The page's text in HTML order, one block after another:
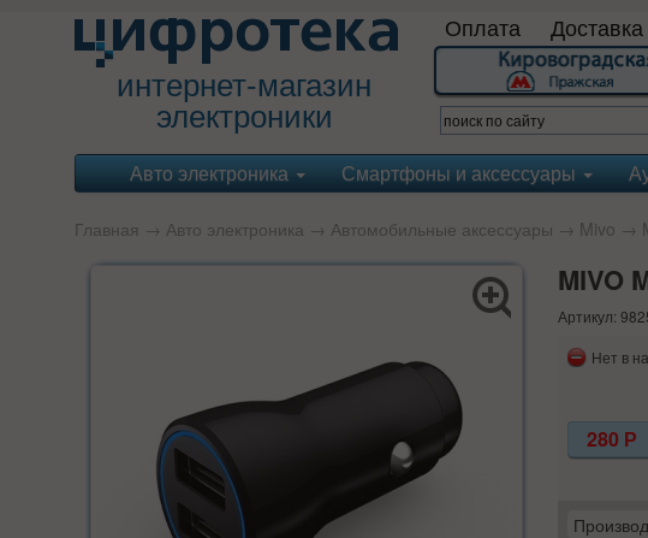
интернет-магазин
электроники
Оплата Доставка
Авто электроника Смартфоны и аксессуары
Главная → Авто электроника → Автомобильные аксессуары → Mivo →
MIVO
Артикул:
Нет в
280 Р